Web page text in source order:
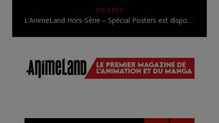
EN BREF
L’AnimeLand Hors-Série – Spécial Posters est disponible !